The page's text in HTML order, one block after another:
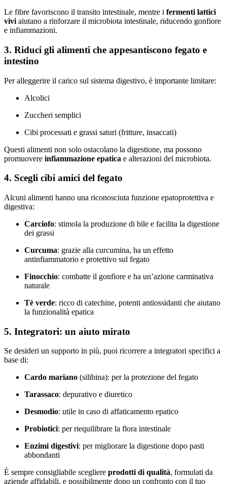
Le fibre favoriscono il transito intestinale, mentre i fermenti lattici
vivi aiutano a rinforzare il microbiota intestinale, riducendo gonfiore
e infiammazioni.
3. Riduci gli alimenti che appesantiscono fegato e
intestino
Per alleggerire il carico sul sistema digestivo, è importante limitare:
Alcolici
Zuccheri semplici
Cibi processati e grassi saturi (fritture, insaccati)
Questi alimenti non solo ostacolano la digestione, ma possono
promuovere infiammazione epatica e alterazioni del microbiota.
4. Scegli cibi amici del fegato
Alcuni alimenti hanno una riconosciuta funzione epatoprotettiva e
digestiva:
Carciofo: stimola la produzione di bile e facilita la digestione
dei grassi
Curcuma: grazie alla curcumina, ha un effetto
antinfiammatorio e protettivo sul fegato
Finocchio: combatte il gonfiore e ha un’azione carminativa
naturale
Tè verde: ricco di catechine, potenti antiossidanti che aiutano
la funzionalità epatica
5. Integratori: un aiuto mirato
Se desideri un supporto in più, puoi ricorrere a integratori specifici a
base di:
Cardo mariano (silibina): per la protezione del fegato
Tarassaco: depurativo e diuretico
Desmodio: utile in caso di affaticamento epatico
Probiotici: per riequilibrare la flora intestinale
Enzimi digestivi: per migliorare la digestione dopo pasti
abbondanti
È sempre consigliabile scegliere prodotti di qualità, formulati da
aziende affidabili, e possibilmente dopo un confronto con il tuo